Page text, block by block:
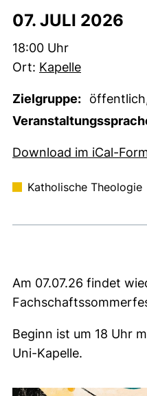
07. JULI 2026
Zeit:
18:00 Uhr
Ort: Kapelle
Zielgruppe:
Download im iCal-
Katholische Theologie
Am 07.07.26 findet
Beginn ist um 18 Uhr
Uni-Kapelle.